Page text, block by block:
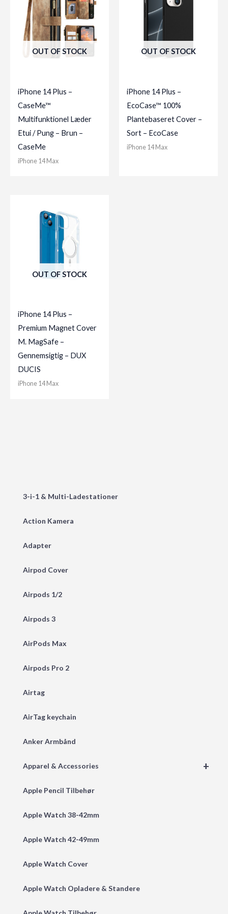
3-i-1 & Multi-Ladestationer
Action Kamera
Adapter
Airpod Cover
Airpods 1/2
Airpods 3
AirPods Max
Airpods Pro 2
Airtag
AirTag keychain
Anker Armbånd
+
Apparel & Accessories
Apple Pencil Tilbehør
Apple Watch 38-42mm
Apple Watch 42-49mm
Apple Watch Cover
Apple Watch Opladere & Standere
OUT OF STOCK
iPhone 14 Plus –
CaseMe™
Multifunktionel Læder
Etui / Pung – Brun –
CaseMe
iPhone 14 Max
OUT OF STOCK
iPhone 14 Plus –
EcoCase™ 100%
Plantebaseret Cover –
Sort – EcoCase
iPhone 14 Max
OUT OF STOCK
iPhone 14 Plus –
Premium Magnet Cover
M. MagSafe –
Gennemsigtig – DUX
DUCIS
iPhone 14 Max